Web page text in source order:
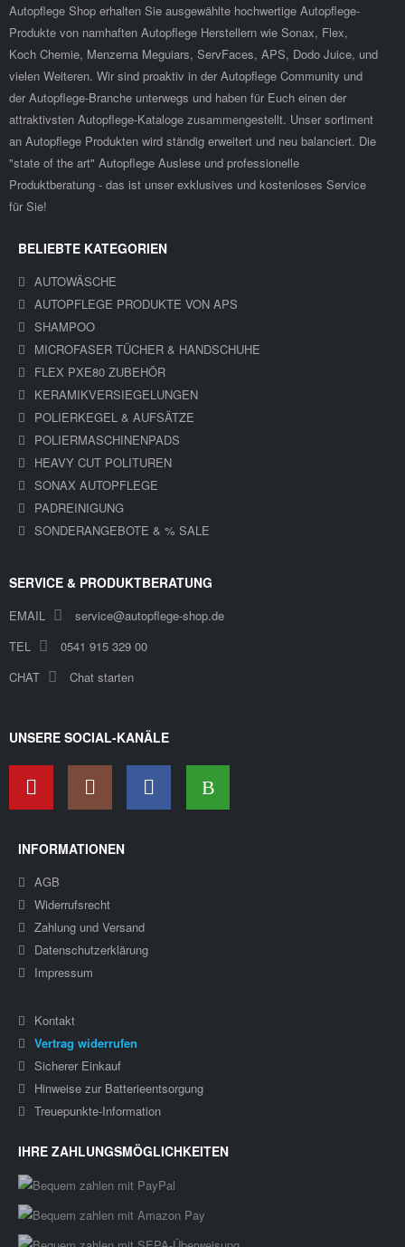
Autopflege Shop erhalten Sie ausgewählte hochwertige Autopflege-
Produkte von namhaften Autopflege Herstellern wie Sonax, Flex,
Koch Chemie, Menzerna Meguiars, ServFaces, APS, Dodo Juice, und
vielen Weiteren. Wir sind proaktiv in der Autopflege Community und
der Autopflege-Branche unterwegs und haben für Euch einen der
attraktivsten Autopflege-Kataloge zusammengestellt. Unser sortiment
an Autopflege Produkten wird ständig erweitert und neu balanciert. Die
"state of the art" Autopflege Auslese und professionelle
Produktberatung - das ist unser exklusives und kostenloses Service
für Sie!
BELIEBTE KATEGORIEN
AUTOWÄSCHE
AUTOPFLEGE PRODUKTE VON APS
SHAMPOO
MICROFASER TÜCHER & HANDSCHUHE
FLEX PXE80 ZUBEHÖR
KERAMIKVERSIEGELUNGEN
POLIERKEGEL & AUFSÄTZE
POLIERMASCHINENPADS
HEAVY CUT POLITUREN
SONAX AUTOPFLEGE
PADREINIGUNG
SONDERANGEBOTE & % SALE
SERVICE & PRODUKTBERATUNG
EMAIL
service@autopflege-shop.de
TEL
0541 915 329 00
CHAT
Chat starten
UNSERE SOCIAL-KANÄLE
INFORMATIONEN
AGB
Widerrufsrecht
Zahlung und Versand
Datenschutzerklärung
Impressum
Kontakt
Vertrag widerrufen
Sicherer Einkauf
Hinweise zur Batterieentsorgung
Treuepunkte-Information
IHRE ZAHLUNGSMÖGLICHKEITEN